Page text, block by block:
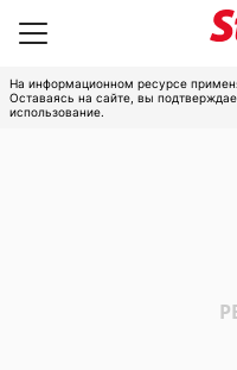
На информационном ресурсе
Оставаясь на сайте, вы
использование.